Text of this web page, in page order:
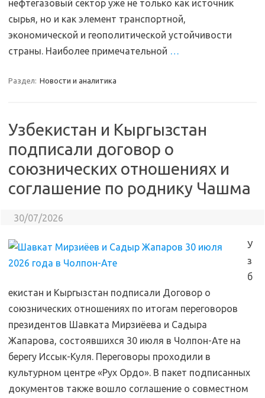
нефтегазовый сектор уже не только как источник
сырья, но и как элемент транспортной,
экономической и геополитической устойчивости
страны. Наиболее примечательной …
Раздел: Новости и аналитика
Узбекистан и Кыргызстан
подписали договор о
союзнических отношениях и
соглашение по роднику Чашма
30/07/2026
У
з
б
екистан и Кыргызстан подписали Договор о
союзнических отношениях по итогам переговоров
президентов Шавката Мирзиёева и Садыра
Жапарова, состоявшихся 30 июля в Чолпон-Ате на
берегу Иссык-Куля. Переговоры проходили в
культурном центре «Рух Ордо». В пакет подписанных
документов также вошло соглашение о совместном